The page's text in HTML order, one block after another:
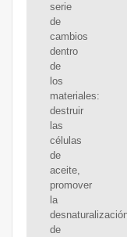
serie
de
cambios
dentro
de
los
materiales:
destruir
las
células
de
aceite,
promover
la
de